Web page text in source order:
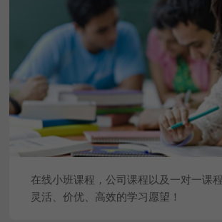
在线小班课程，公司课程以及一对一课
灵活、价优、高效的学习愿望！